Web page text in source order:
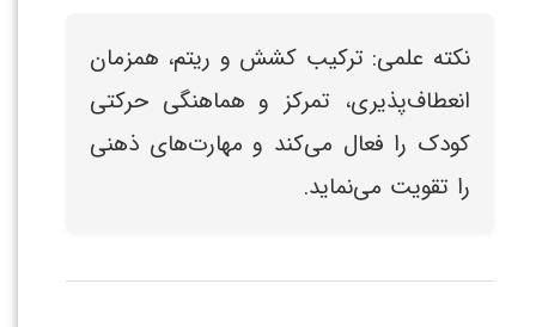
نکته علمی: ترکیب کشش و ریتم، همزمان
انعطاف‌پذیری، تمرکز و هماهنگی حرکتی
کودک را فعال می‌کند و مهارت‌های ذهنی
را تقویت می‌نماید.